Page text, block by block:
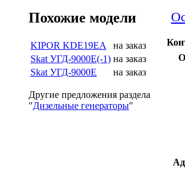
Похожие модели
KIPOR KDE19EA
на заказ
Skat УГД-9000Е(-1) на заказ
Skat УГД-9000Е
на заказ
Другие предложения раздела
"Дизельные генераторы"